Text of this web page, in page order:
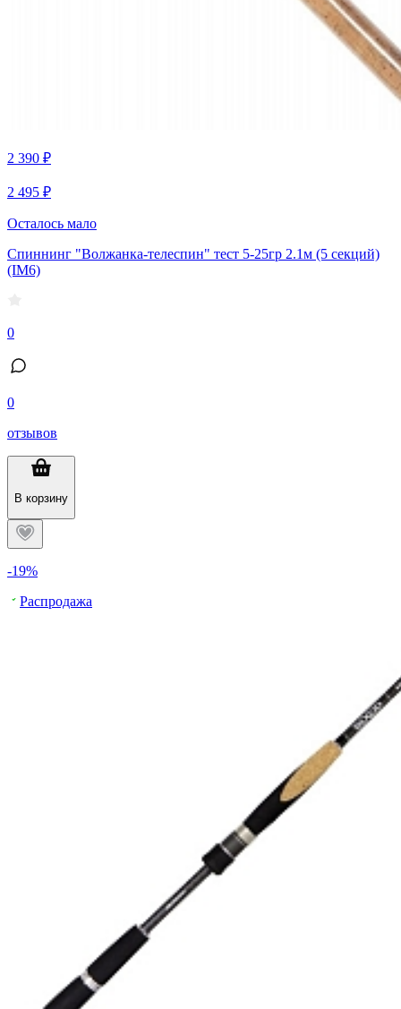
2 390 ₽
2 495 ₽
Осталось мало
Спиннинг "Волжанка-телеспин" тест 5-25гр 2.1м (5 секций)
(IM6)
0
0
отзывов
В корзину
-19%
Распродажа